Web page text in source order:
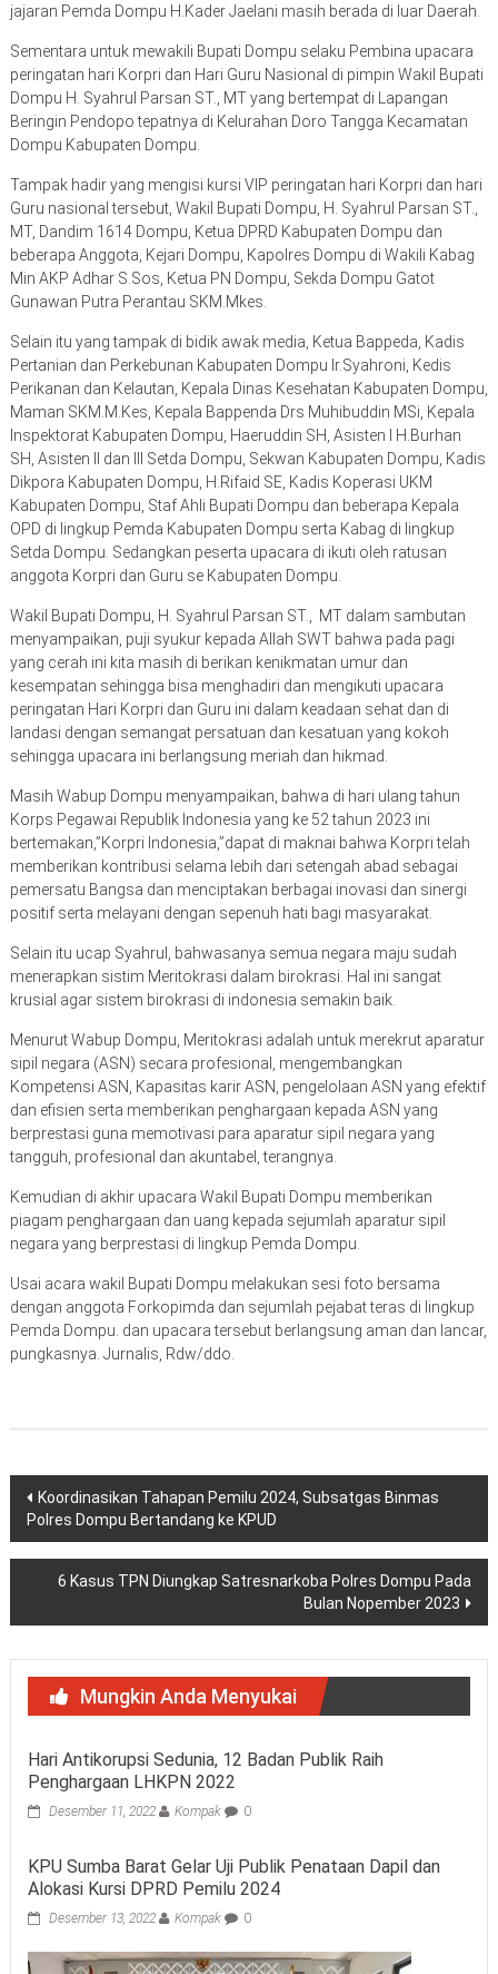
jajaran Pemda Dompu H.Kader Jaelani masih berada di luar Daerah.
Sementara untuk mewakili Bupati Dompu selaku Pembina upacara
peringatan hari Korpri dan Hari Guru Nasional di pimpin Wakil Bupati
Dompu H. Syahrul Parsan ST., MT yang bertempat di Lapangan
Beringin Pendopo tepatnya di Kelurahan Doro Tangga Kecamatan
Dompu Kabupaten Dompu.
Tampak hadir yang mengisi kursi VIP peringatan hari Korpri dan hari
Guru nasional tersebut, Wakil Bupati Dompu, H. Syahrul Parsan ST.,
MT, Dandim 1614 Dompu, Ketua DPRD Kabupaten Dompu dan
beberapa Anggota, Kejari Dompu, Kapolres Dompu di Wakili Kabag
Min AKP Adhar S.Sos, Ketua PN Dompu, Sekda Dompu Gatot
Gunawan Putra Perantau SKM.Mkes.
Selain itu yang tampak di bidik awak media, Ketua Bappeda, Kadis
Pertanian dan Perkebunan Kabupaten Dompu Ir.Syahroni, Kedis
Perikanan dan Kelautan, Kepala Dinas Kesehatan Kabupaten Dompu,
Maman SKM.M.Kes, Kepala Bappenda Drs Muhibuddin MSi, Kepala
Inspektorat Kabupaten Dompu, Haeruddin SH, Asisten I H.Burhan
SH, Asisten II dan III Setda Dompu, Sekwan Kabupaten Dompu, Kadis
Dikpora Kabupaten Dompu, H.Rifaid SE, Kadis Koperasi UKM
Kabupaten Dompu, Staf Ahli Bupati Dompu dan beberapa Kepala
OPD di lingkup Pemda Kabupaten Dompu serta Kabag di lingkup
Setda Dompu. Sedangkan peserta upacara di ikuti oleh ratusan
anggota Korpri dan Guru se Kabupaten Dompu.
Wakil Bupati Dompu, H. Syahrul Parsan ST., MT dalam sambutan
menyampaikan, puji syukur kepada Allah SWT bahwa pada pagi
yang cerah ini kita masih di berikan kenikmatan umur dan
kesempatan sehingga bisa menghadiri dan mengikuti upacara
peringatan Hari Korpri dan Guru ini dalam keadaan sehat dan di
landasi dengan semangat persatuan dan kesatuan yang kokoh
sehingga upacara ini berlangsung meriah dan hikmad.
Masih Wabup Dompu menyampaikan, bahwa di hari ulang tahun
Korps Pegawai Republik Indonesia yang ke 52 tahun 2023 ini
bertemakan,”Korpri Indonesia,”dapat di maknai bahwa Korpri telah
memberikan kontribusi selama lebih dari setengah abad sebagai
pemersatu Bangsa dan menciptakan berbagai inovasi dan sinergi
positif serta melayani dengan sepenuh hati bagi masyarakat.
Selain itu ucap Syahrul, bahwasanya semua negara maju sudah
menerapkan sistim Meritokrasi dalam birokrasi. Hal ini sangat
krusial agar sistem birokrasi di indonesia semakin baik.
Menurut Wabup Dompu, Meritokrasi adalah untuk merekrut aparatur
sipil negara (ASN) secara profesional, mengembangkan
Kompetensi ASN, Kapasitas karir ASN, pengelolaan ASN yang efektif
dan efisien serta memberikan penghargaan kepada ASN yang
berprestasi guna memotivasi para aparatur sipil negara yang
tangguh, profesional dan akuntabel, terangnya.
Kemudian di akhir upacara Wakil Bupati Dompu memberikan
piagam penghargaan dan uang kepada sejumlah aparatur sipil
negara yang berprestasi di lingkup Pemda Dompu.
Usai acara wakil Bupati Dompu melakukan sesi foto bersama
dengan anggota Forkopimda dan sejumlah pejabat teras di lingkup
Pemda Dompu. dan upacara tersebut berlangsung aman dan lancar,
pungkasnya. Jurnalis, Rdw/ddo.
Navigasi
pos
Koordinasikan Tahapan Pemilu 2024, Subsatgas Binmas
Polres Dompu Bertandang ke KPUD
6 Kasus TPN Diungkap Satresnarkoba Polres Dompu Pada
Bulan Nopember 2023
Mungkin Anda Menyukai
Hari Antikorupsi Sedunia, 12 Badan Publik Raih
Penghargaan LHKPN 2022
Desember 11, 2022 Kompak 0
KPU Sumba Barat Gelar Uji Publik Penataan Dapil dan
Alokasi Kursi DPRD Pemilu 2024
Desember 13, 2022 Kompak 0